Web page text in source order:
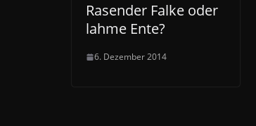
Rasender Falke oder
lahme Ente?
6. Dezember 2014